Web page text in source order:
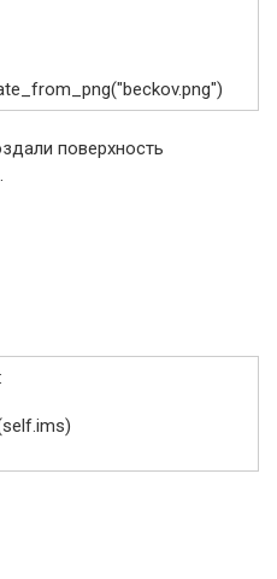
("beckov.png")
поверхность
:
self.ims)